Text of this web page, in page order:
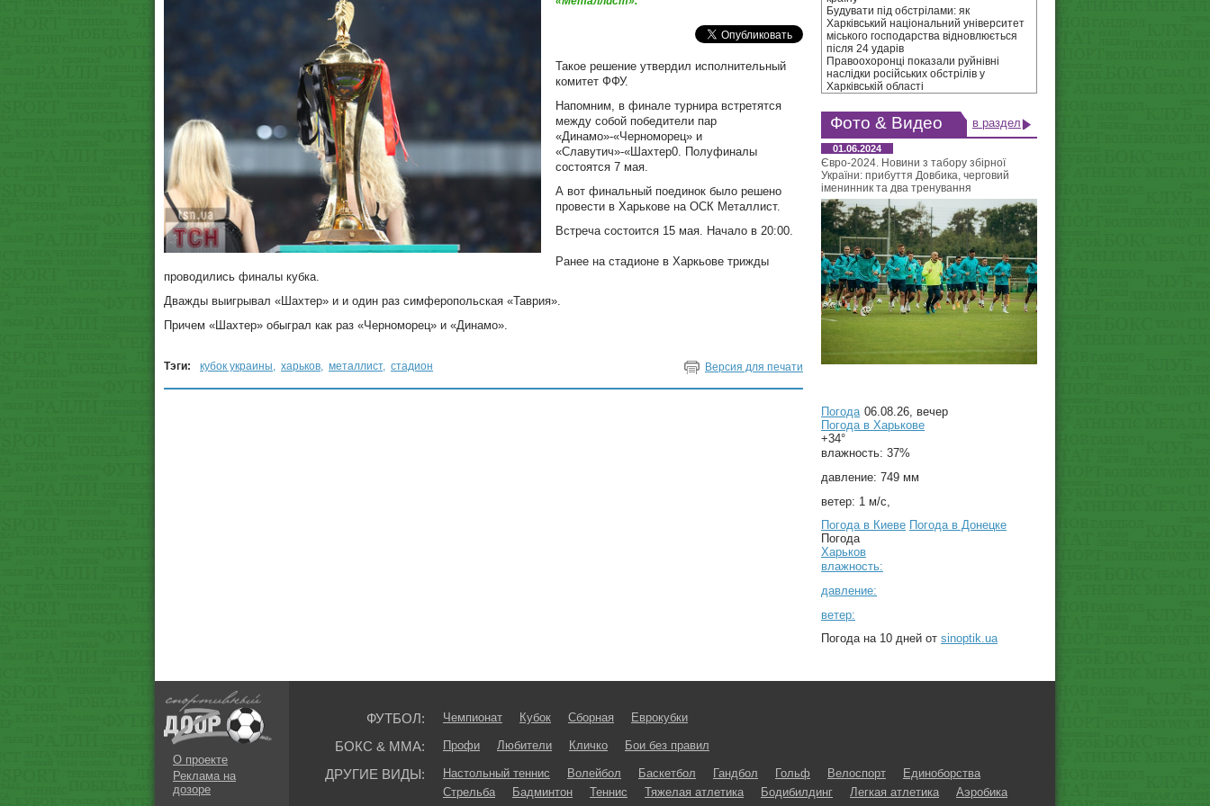
Такое решение утвердил исполнительный
комитет ФФУ.
Напомним, в финале турнира встретятся
между собой победители пар
«Динамо»-«Черноморец» и
«Славутич»-«Шахтер0. Полуфиналы
состоятся 7 мая.
А вот финальный поединок было решено
провести в Харькове на ОСК Металлист.
Встреча состоится 15 мая. Начало в 20:00.
Ранее на стадионе в Харкьове трижды
проводились финалы кубка.
Дважды выигрывал «Шахтер» и и один раз симферопольская «Таврия».
Причем «Шахтер» обыграл как раз «Черноморец» и «Динамо».
Тэги: кубок украины, харьков, металлист, стадион Версия для печати
Будувати під обстрілами: як
Харківський національний університет
міського господарства відновлюється
після 24 ударів
Правоохоронці показали руйнівні
наслідки російських обстрілів у
Харківській області
Фото & Видео в раздел
01.06.2024
Євро-2024. Новини з табору збірної
України: прибуття Довбика, черговий
іменинник та два тренування
Погода 06.08.26, вечер
Погода в Харькове
+34°
влажность: 37%
давление: 749 мм
ветер: 1 м/с,
Погода в Киеве Погода в Донецке
Погода
Харьков
влажность:
давление:
ветер:
Погода на 10 дней от sinoptik.ua
О проекте
Реклама на
дозоре
ФУТБОЛ: Чемпионат Кубок Сборная Еврокубки
БОКС & ММА: Профи Любители Кличко Бои без правил
ДРУГИЕ ВИДЫ: Настольный теннис Волейбол Баскетбол Гандбол Гольф Велоспорт
Единоборства
Стрельба
Бадминтон Теннис Тяжелая атлетика Бодибилдинг Легкая атлетика
Аэробика